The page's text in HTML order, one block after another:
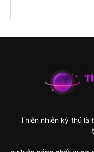
Thiên nhiên kỳ thú là